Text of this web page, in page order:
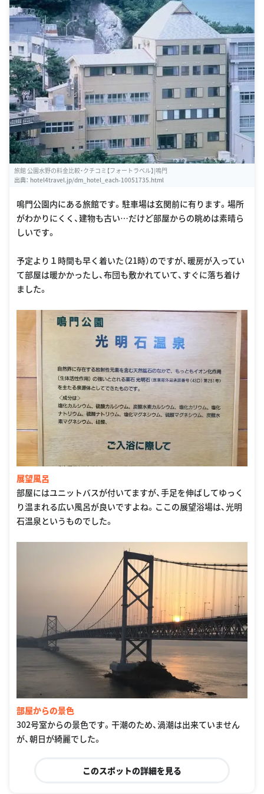
旅館 公園水野の料金比較・クチコミ【フォートラベル】|鳴門
出典： hotel4travel.jp/dm_hotel_each-10051735.html
鳴門公園内にある旅館です。駐車場は玄関前に有ります。場所
がわかりにくく、建物も古い…だけど部屋からの眺めは素晴ら
しいです。
予定より１時間も早く着いた（21時）のですが、暖房が入ってい
て部屋は暖かかったし、布団も敷かれていて、すぐに落ち着け
ました。
展望風呂
部屋にはユニットバスが付いてますが、手足を伸ばしてゆっく
り温まれる広い風呂が良いですよね。ここの展望浴場は、光明
石温泉というものでした。
部屋からの景色
302号室からの景色です。干潮のため、渦潮は出来ていません
が、朝日が綺麗でした。
このスポットの詳細を見る